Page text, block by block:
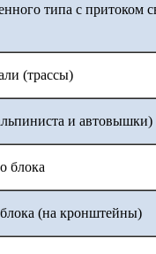
типа с притоком
(трассы)
и автовышки)
блока
(на кронштейны)